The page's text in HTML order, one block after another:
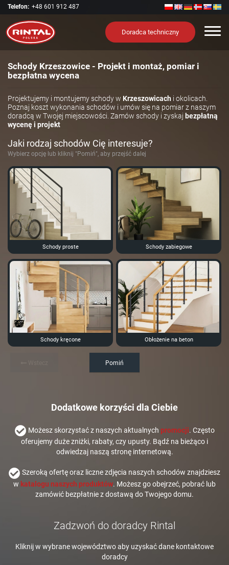
Telefon: +48 601 912 487
Doradca techniczny
Schody Krzeszowice - Projekt i montaż, pomiar i
bezpłatna wycena
Projektujemy i montujemy schody w Krzeszowicach i okolicach.
Poznaj koszt wykonania schodów i umów się na pomiar z naszym
doradcą w Twojej miejscowości. Zamów schody i zyskaj bezpłatną
wycenę i projekt
Jaki rodzaj schodów Cię interesuje?
Wybierz opcję lub kliknij "Pomiń", aby przejść dalej
Schody proste Schody zabiegowe
Schody kręcone Obłożenie na beton
Pomiń
Dodatkowe korzyści dla Ciebie
Możesz skorzystać z naszych aktualnych promocji. Często
oferujemy duże zniżki, rabaty, czy upusty. Bądź na bieżąco i
odwiedzaj naszą stronę internetową.
Szeroką ofertę oraz liczne zdjęcia naszych schodów znajdziesz
w katalogu naszych produktów. Możesz go obejrzeć, pobrać lub
zamówić bezpłatnie z dostawą do Twojego domu.
Zadzwoń do doradcy Rintal
Kliknij w wybrane województwo aby uzyskać dane kontaktowe
doradcy